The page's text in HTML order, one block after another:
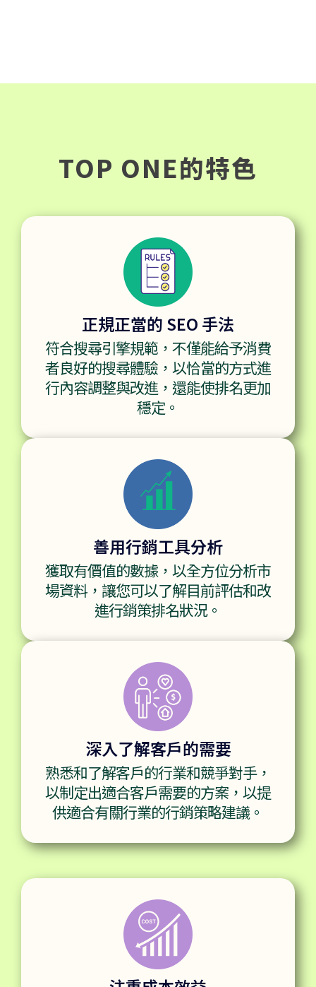
TOP ONE的特色
正規正當的 SEO 手法
符合搜尋引擎規範，不僅能給予消費
者良好的搜尋體驗，以恰當的方式進
行內容調整與改進，還能使排名更加
穩定。
善用行銷工具分析
獲取有價值的數據，以全方位分析市
場資料，讓您可以了解目前評估和改
進行銷策排名狀況。
深入了解客戶的需要
熟悉和了解客戶的行業和競爭對手，
以制定出適合客戶需要的方案，以提
供適合有關行業的行銷策略建議。